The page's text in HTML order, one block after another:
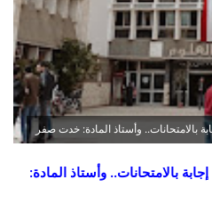
بالامتحانات.. وأستاذ المادة: خدت صفر
بالامتحانات.. وأستاذ المادة: